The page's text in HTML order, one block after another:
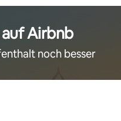
Airbnb
noch besser